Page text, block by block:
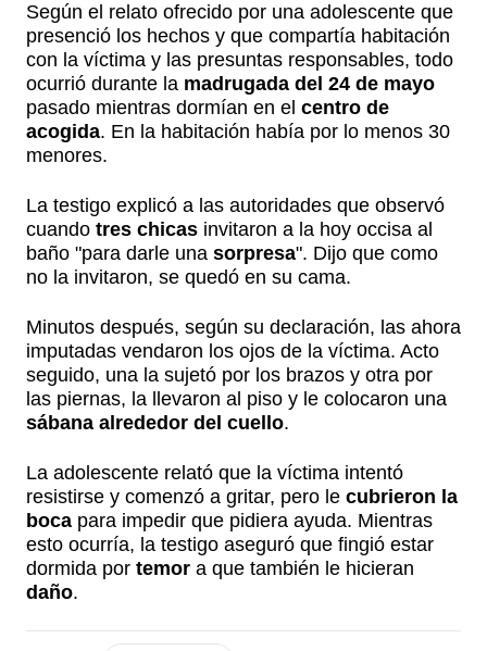
Según el relato ofrecido por una adolescente que
presenció los hechos y que compartía habitación
con la víctima y las presuntas responsables, todo
ocurrió durante la madrugada del 24 de mayo
pasado mientras dormían en el centro de
acogida. En la habitación había por lo menos 30
menores.
La testigo explicó a las autoridades que observó
cuando tres chicas invitaron a la hoy occisa al
baño "para darle una sorpresa". Dijo que como
no la invitaron, se quedó en su cama.
Minutos después, según su declaración, las ahora
imputadas vendaron los ojos de la víctima. Acto
seguido, una la sujetó por los brazos y otra por
las piernas, la llevaron al piso y le colocaron una
sábana alrededor del cuello.
La adolescente relató que la víctima intentó
resistirse y comenzó a gritar, pero le cubrieron la
boca para impedir que pidiera ayuda. Mientras
esto ocurría, la testigo aseguró que fingió estar
dormida por temor a que también le hicieran
daño.